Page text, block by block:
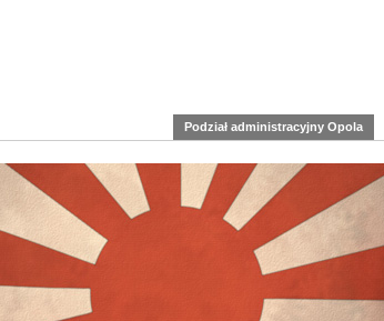
Podział administracyjny Opola